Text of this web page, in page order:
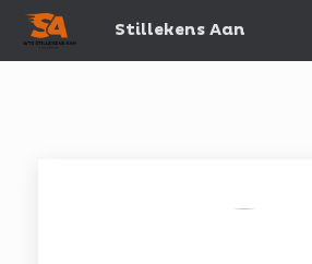
Spring
Stillekens Aan